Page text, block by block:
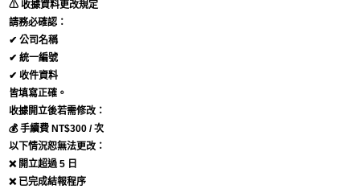
⚠ 收據資料更改規定
請務必確認：
✔ 公司名稱
✔ 統一編號
✔ 收件資料
皆填寫正確。
收據開立後若需修改：
💰 手續費 NT$300 / 次
以下情況恕無法更改：
❌ 開立超過 5 日
❌ 已完成結報程序